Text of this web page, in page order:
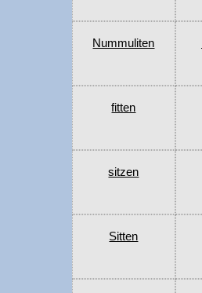
Nummuliten
fitten
sitzen
Sitten